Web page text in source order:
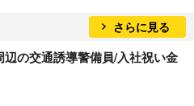
さらに見る
の交通誘導警備員/入社祝い金